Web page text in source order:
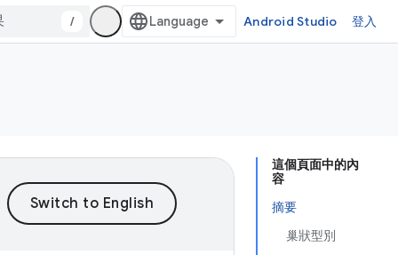
/ Android Studio 登入
這個頁面中的內
容
摘要
巢狀型別